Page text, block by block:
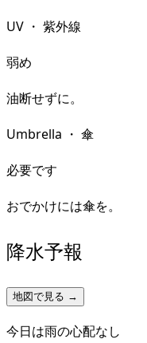
UV ・ 紫外線
弱め
油断せずに。
Umbrella ・ 傘
必要です
おでかけには傘を。
降水予報
地図で見る →
今日は雨の心配なし